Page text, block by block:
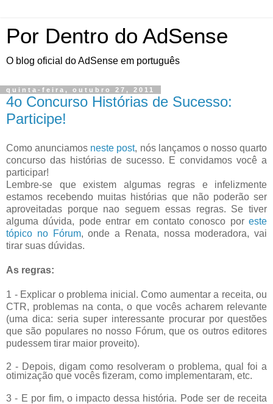
Por Dentro do AdSense
O blog oficial do AdSense em português
quinta-feira, outubro 27, 2011
4o Concurso Histórias de Sucesso:
Participe!
Como anunciamos neste post, nós lançamos o nosso quarto
concurso das histórias de sucesso. E convidamos você a
participar!
Lembre-se que existem algumas regras e infelizmente
estamos recebendo muitas histórias que não poderão ser
aproveitadas porque nao seguem essas regras. Se tiver
alguma dúvida, pode entrar em contato conosco por este
tópico no Fórum, onde a Renata, nossa moderadora, vai
tirar suas dúvidas.
As regras:
1 - Explicar o problema inicial. Como aumentar a receita, ou
CTR, problemas na conta, o que vocês acharem relevante
(uma dica: seria super interessante procurar por questões
que são populares no nosso Fórum, que os outros editores
pudessem tirar maior proveito).
2 - Depois, digam como resolveram o problema, qual foi a
otimização que vocês fizeram, como implementaram, etc.
3 - E por fim, o impacto dessa história. Pode ser de receita